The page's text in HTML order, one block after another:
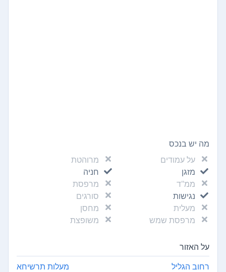
מה יש בנכס
על עמודים
מרוהטת
מזגן
חניה
ממ"ד
מרפסת
נגישות
סורגים
מעלית
מחסן
מרפסת שמש
משופצת
על האזור
רחוב הגליל מעלות תרשיחא